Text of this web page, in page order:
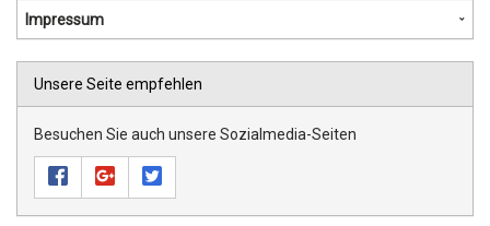
Impressum
Unsere Seite empfehlen
Besuchen Sie auch unsere Sozialmedia-Seiten